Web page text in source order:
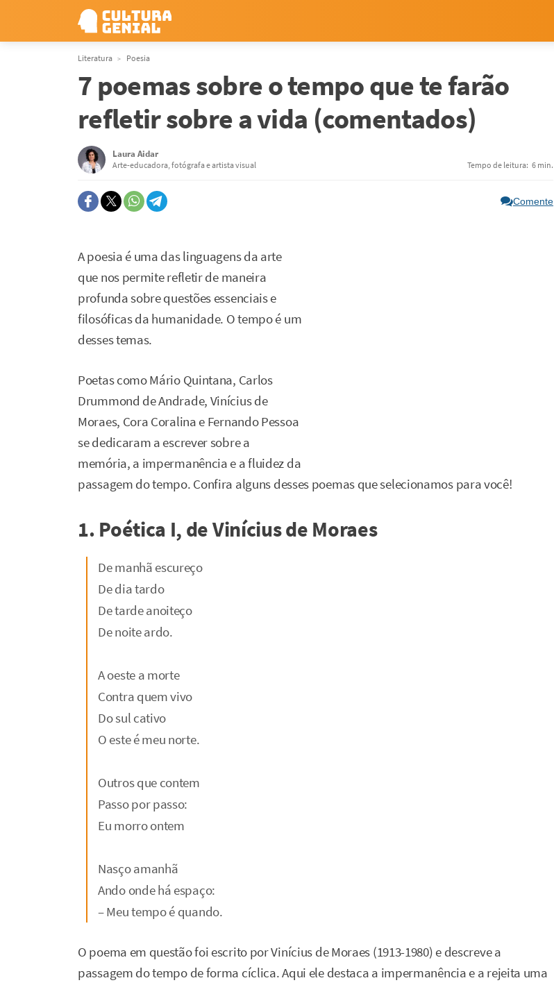
Literatura Poesia
7 poemas sobre o tempo que te farão
refletir sobre a vida (comentados)
Laura Aidar
Arte-educadora, fotógrafa e artista visual Tempo de leitura: 6 min.
Comente
A poesia é uma das linguagens da arte
que nos permite refletir de maneira
profunda sobre questões essenciais e
filosóficas da humanidade. O tempo é um
desses temas.
Poetas como Mário Quintana, Carlos
Drummond de Andrade, Vinícius de
Moraes, Cora Coralina e Fernando Pessoa
se dedicaram a escrever sobre a
memória, a impermanência e a fluidez da
passagem do tempo. Confira alguns desses poemas que selecionamos para você!
1. Poética I, de Vinícius de Moraes
De manhã escureço
De dia tardo
De tarde anoiteço
De noite ardo.
A oeste a morte
Contra quem vivo
Do sul cativo
O este é meu norte.
Outros que contem
Passo por passo:
Eu morro ontem
Nasço amanhã
Ando onde há espaço:
– Meu tempo é quando.
O poema em questão foi escrito por Vinícius de Moraes (1913-1980) e descreve a
passagem do tempo de forma cíclica. Aqui ele destaca a impermanência e a rejeita uma